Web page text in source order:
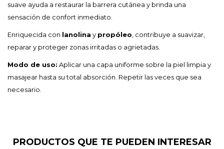
suave ayuda a restaurar la barrera cutánea y brinda una
sensación de confort inmediato.
Enriquecida con lanolina y propóleo , contribuye a suavizar,
reparar y proteger zonas irritadas o agrietadas.
Modo de uso: Aplicar una capa uniforme sobre la piel limpia y
masajear hasta su total absorción. Repetir las veces que sea
necesario.
PRODUCTOS QUE TE PUEDEN INTERESAR